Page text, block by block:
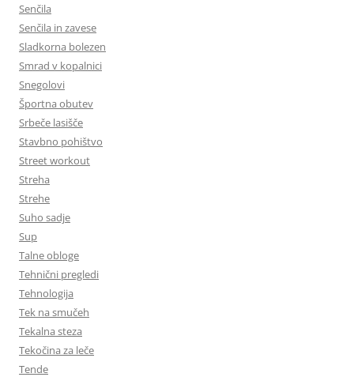
Senčila
Senčila in zavese
Sladkorna bolezen
Smrad v kopalnici
Snegolovi
Športna obutev
Srbeče lasišče
Stavbno pohištvo
Street workout
Streha
Strehe
Suho sadje
Sup
Talne obloge
Tehnični pregledi
Tehnologija
Tek na smučeh
Tekalna steza
Tekočina za leče
Tende